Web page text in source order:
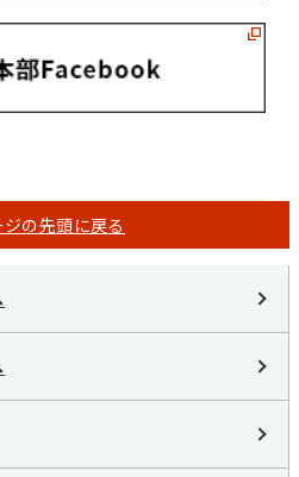
の先頭に戻る